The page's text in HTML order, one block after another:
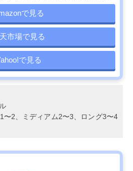
で見る
市場で見る
で見る
〜2、ミディアム2〜3、ロング3〜4